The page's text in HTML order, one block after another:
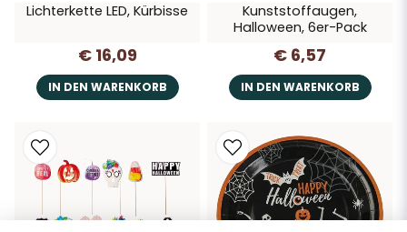
Lichterkette LED, Kürbisse
€ 16,09
IN DEN WARENKORB
Kunststoffaugen,
Halloween, 6er-Pack
€ 6,57
IN DEN WARENKORB